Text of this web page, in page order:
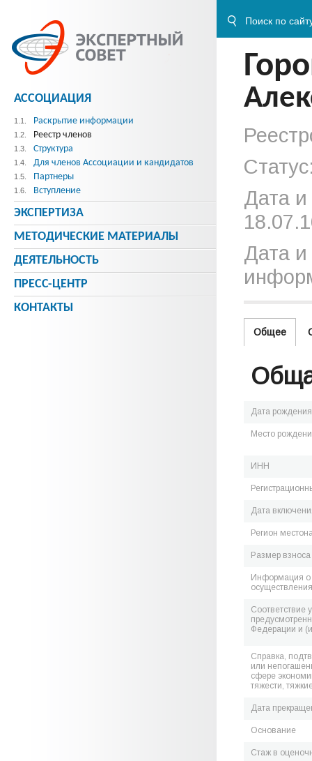
Дата
Дата и
Общее
Дата рождения
Место
ИНН
Дата
Регион
Размер
Информация о
Соответствие
Федерации и
Справка,
или
сфере
тяжести,
Дата
Основание
Стаж в
АССОЦИАЦИЯ
1.1. Раскрытие информации
1.2. Реестр членов
1.3. Структура
1.4. Для членов Ассоциации и кандидатов
1.5. Партнеры
1.6. Вступление
ЭКСПЕРТИЗА
МЕТОДИЧЕСКИE МАТЕРИАЛЫ
ДЕЯТЕЛЬНОСТЬ
ПРЕСС-ЦЕНТР
КОНТАКТЫ